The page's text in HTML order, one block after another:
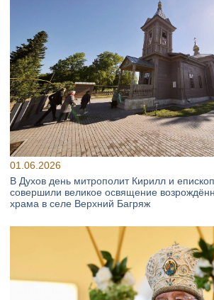
01.06.2026
В Духов день митрополит Кирилл и
совершили великое освящение
храма в селе Верхний Багряж